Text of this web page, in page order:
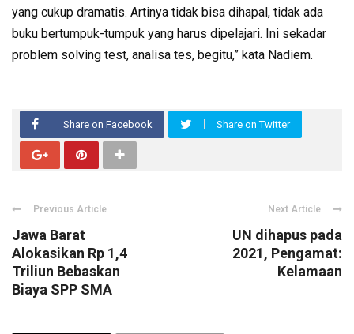
yang cukup dramatis. Artinya tidak bisa dihapal, tidak ada
buku bertumpuk-tumpuk yang harus dipelajari. Ini sekadar
problem solving test, analisa tes, begitu,” kata Nadiem.
Share on Facebook Share on Twitter
Previous Article
Jawa Barat
Alokasikan Rp 1,4
Triliun Bebaskan
Biaya SPP SMA
Next Article
UN dihapus pada
2021, Pengamat:
Kelamaan